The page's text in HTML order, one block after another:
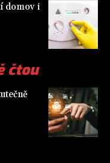
domov i
čtou